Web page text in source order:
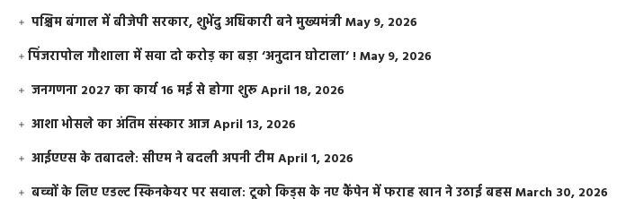
पश्चिम बंगाल में बीजेपी सरकार, शुभेंदु अधिकारी बने मुख्यमंत्रीMay 9, 2026
​पिंजरापोल गौशाला में सवा दो करोड़ का बड़ा ‘अनुदान घोटाला’ !May 9, 2026
जनगणना 2027 का कार्य 16 मई से होगा शुरूApril 18, 2026
आशा भोसले का अंतिम संस्कार आजApril 13, 2026
आईएएस के तबादले: सीएम ने बदली अपनी टीमApril 1, 2026
बच्चों के लिए एडल्ट स्किनकेयर पर सवाल: टूको किड्स के नए कैंपेन में फराह खान ने उठाई बहसMarch 30, 2026